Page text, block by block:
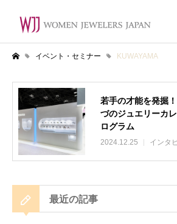
イベント・セミナー KUWAYAMA
KUWAYAMA
若手の才能を発掘
づのジュエリーカ
ログラム
2024.12.25 インタ
最近の記事